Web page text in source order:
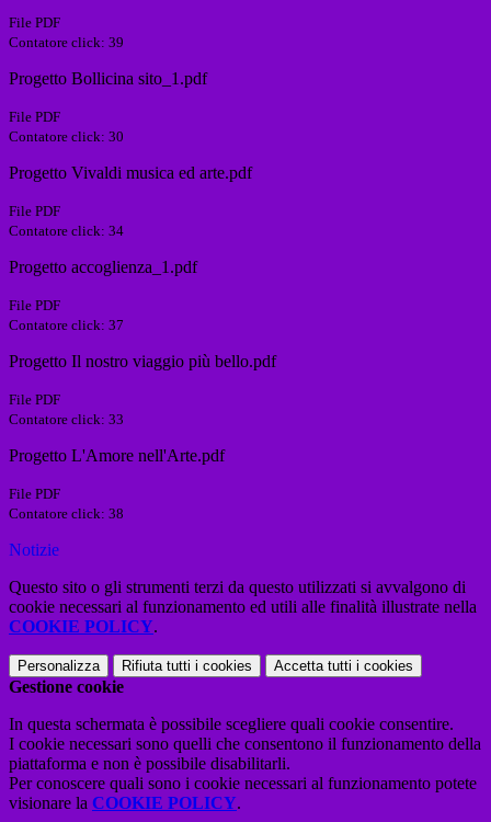
File PDF
Contatore click: 39
Progetto Bollicina sito_1.pdf
File PDF
Contatore click: 30
Progetto Vivaldi musica ed arte.pdf
File PDF
Contatore click: 34
Progetto accoglienza_1.pdf
File PDF
Contatore click: 37
Progetto Il nostro viaggio più bello.pdf
File PDF
Contatore click: 33
Progetto L'Amore nell'Arte.pdf
File PDF
Contatore click: 38
Notizie
Questo sito o gli strumenti terzi da questo utilizzati si avvalgono di
cookie necessari al funzionamento ed utili alle finalità illustrate nella
COOKIE POLICY.
Personalizza Rifiuta tutti i cookies Accetta tutti i cookies
Gestione cookie
In questa schermata è possibile scegliere quali cookie consentire.
I cookie necessari sono quelli che consentono il funzionamento della
piattaforma e non è possibile disabilitarli.
Per conoscere quali sono i cookie necessari al funzionamento potete
visionare la COOKIE POLICY.